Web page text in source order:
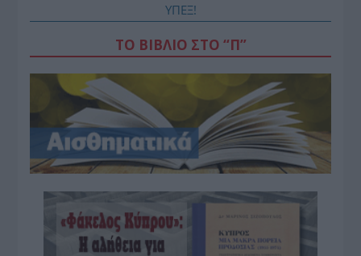
ΥΠΕΞ!
ΤΟ ΒΙΒΛΙΟ ΣΤΟ “Π”